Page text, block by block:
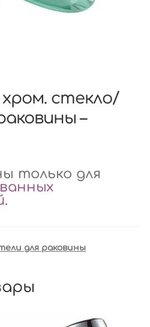
хром. стекло/
–
только для
.
для раковины